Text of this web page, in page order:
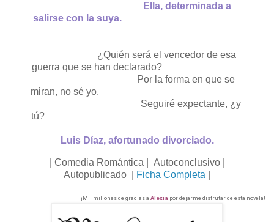
Ella, determinada a
salirse con la suya.
¿Quién será el vencedor de esa
guerra que se han declarado?
Por la forma en que se
miran, no sé yo.
Seguiré expectante, ¿y
tú?
Luis Díaz, afortunado divorciado.
| Comedia Romántica |
Autoconclusivo |
Autopublicado |
Ficha Completa
¡Mil millones de gracias a Alexia por dejarme disfrutar de esta novela!